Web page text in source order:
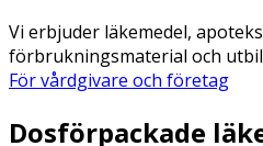
Vi erbjuder läkemedel,
förbrukningsmaterial och
För vårdgivare och företag
Dosförpackade